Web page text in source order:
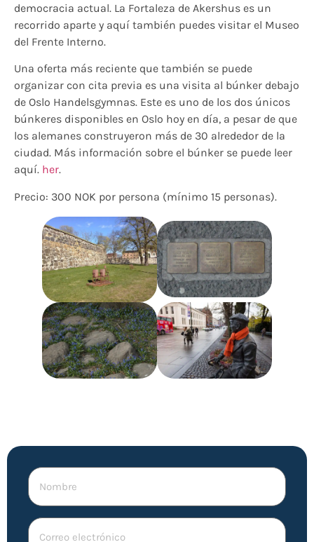
democracia actual. La Fortaleza de Akershus es un
recorrido aparte y aquí también puedes visitar el Museo
del Frente Interno.
Una oferta más reciente que también se puede
organizar con cita previa es una visita al búnker debajo
de Oslo Handelsgymnas. Este es uno de los dos únicos
búnkeres disponibles en Oslo hoy en día, a pesar de que
los alemanes construyeron más de 30 alrededor de la
ciudad. Más información sobre el búnker se puede leer
aquí. her.
Precio: 300 NOK por persona (mínimo 15 personas).
Nombre
Correo
electrónico (Obligatorio)